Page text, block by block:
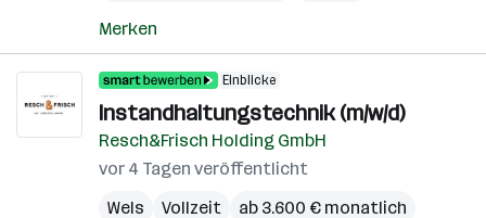
Merken
Einblicke
Instandhaltungstechnik (m/w/d)
Resch&Frisch Holding GmbH
vor 4 Tagen veröffentlicht
Wels
Vollzeit ab 3.600 € monatlich